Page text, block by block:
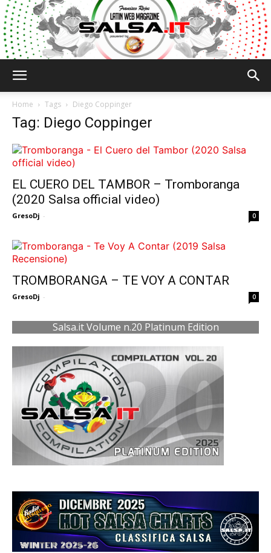
Home Tags Diego Coppinger
Tag: Diego Coppinger
EL CUERO DEL TAMBOR – Tromboranga
(2020 Salsa official video)
GresoDj - 0
TROMBORANGA – TE VOY A CONTAR
GresoDj - 0
Salsa.it Volume n.20 Platinum Edition